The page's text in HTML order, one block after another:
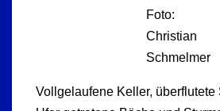
Foto:
Christian
Schmelmer
Vollgelaufene Keller, überflutete